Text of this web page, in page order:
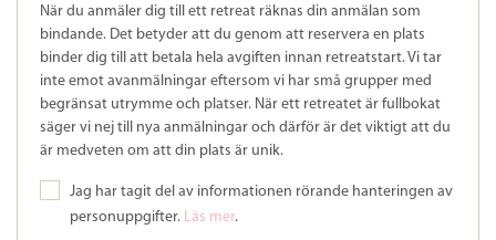
När du anmäler dig till ett retreat räknas din anmälan som
bindande. Det betyder att du genom att reservera en plats
binder dig till att betala hela avgiften innan retreatstart. Vi tar
inte emot avanmälningar eftersom vi har små grupper med
begränsat utrymme och platser. När ett retreatet är fullbokat
säger vi nej till nya anmälningar och därför är det viktigt att du
är medveten om att din plats är unik.
Jag har tagit del av informationen rörande hanteringen av
personuppgifter. Läs mer.